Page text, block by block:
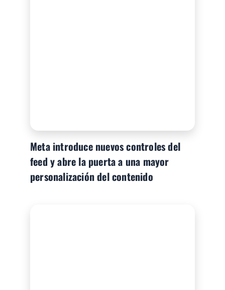
Meta introduce nuevos controles del
feed y abre la puerta a una mayor
personalización del contenido